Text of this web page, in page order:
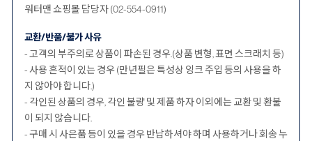
워터맨 쇼핑몰 담당자 (02-554-0911)
교환/반품/불가 사유
- 고객의 부주의로 상품이 파손된 경우.(상품 변형, 표면 스크래치 등)
- 사용 흔적이 있는 경우 (만년필은 특성상 잉크 주입 등의 사용을 하
지 않아야 합니다.)
- 각인된 상품의 경우, 각인 불량 및 제품 하자 이외에는 교환 및 환불
이 되지 않습니다.
- 구매 시 사은품 등이 있을 경우 반납하셔야 하며 사용하거나 회송 누